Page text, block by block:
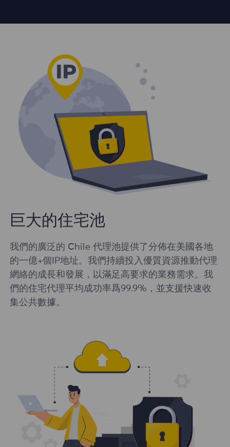
巨大的住宅池
我們的廣泛的 Chile 代理池提供了分佈在美國各地
的一億+個IP地址。我們持續投入優質資源推動代理
網絡的成長和發展，以滿足高要求的業務需求。我
們的住宅代理平均成功率爲99.9%，並支援快速收
集公共數據。